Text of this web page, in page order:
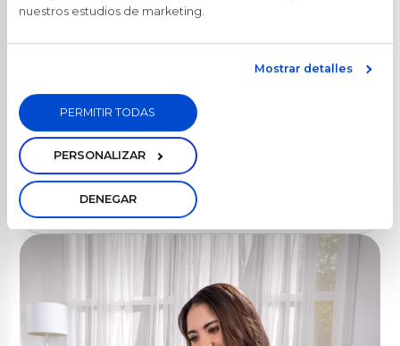
nuestros estudios de marketing.
Mostrar detalles
PERMITIR TODAS
PERSONALIZAR
DENEGAR
Revisa términos y condiciones del producto